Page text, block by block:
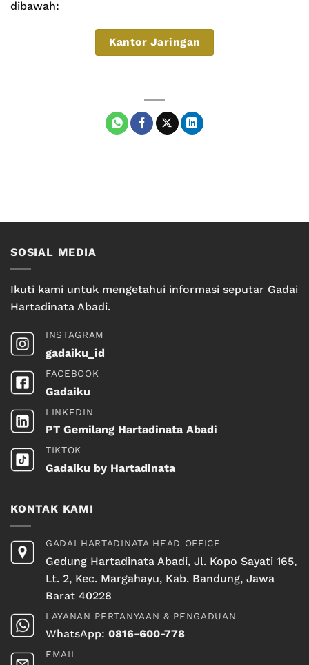
dibawah:
Kantor Jaringan
SOSIAL MEDIA
Ikuti kami untuk mengetahui informasi seputar Gadai
Hartadinata Abadi.
INSTAGRAM
gadaiku_id
FACEBOOK
Gadaiku
LINKEDIN
PT Gemilang Hartadinata Abadi
TIKTOK
Gadaiku by Hartadinata
KONTAK KAMI
GADAI HARTADINATA HEAD OFFICE
Gedung Hartadinata Abadi, Jl. Kopo Sayati 165,
Lt. 2, Kec. Margahayu, Kab. Bandung, Jawa
Barat 40228
LAYANAN PERTANYAAN & PENGADUAN
WhatsApp: 0816-600-778
EMAIL